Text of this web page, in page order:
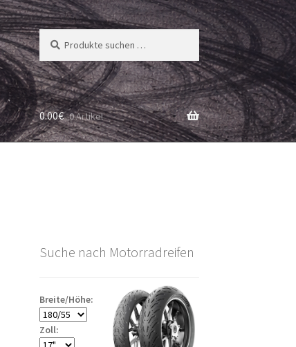
Suchen
nach:
Suchen
0.00€ 0 Artikel
Suche nach Motorradreifen
Breite/Höhe:
Zoll: